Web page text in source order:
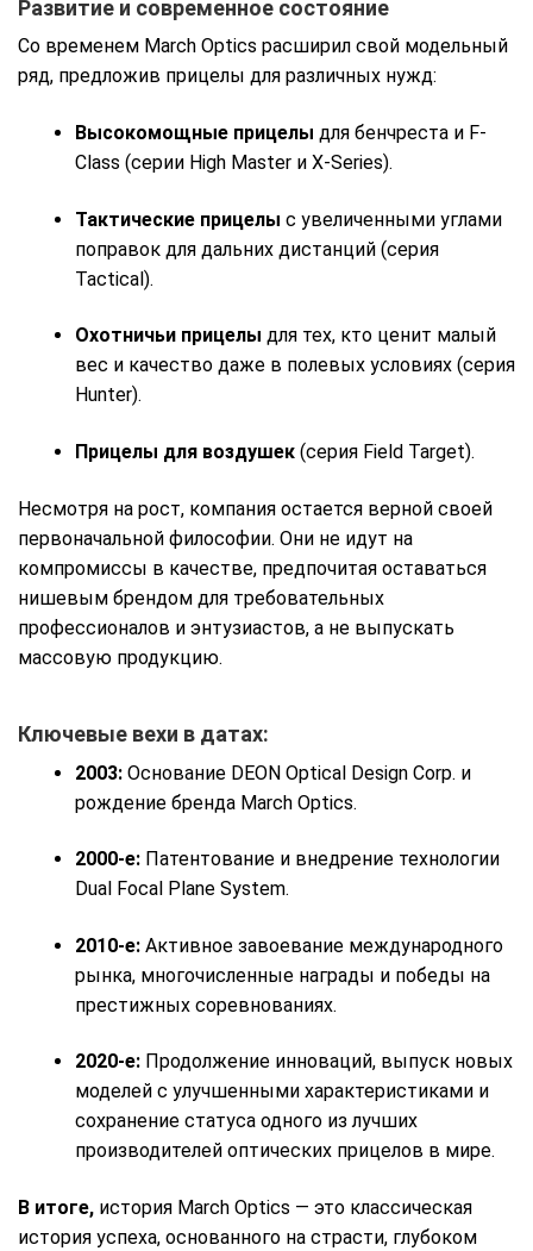
Развитие и современное состояние
Со временем March Optics расширил свой модельный
ряд, предложив прицелы для различных нужд:
Высокомощные прицелы для бенчреста и F-
Class (серии High Master и X-Series).
Тактические прицелы с увеличенными углами
поправок для дальних дистанций (серия
Tactical).
Охотничьи прицелы для тех, кто ценит малый
вес и качество даже в полевых условиях (серия
Hunter).
Прицелы для воздушек (серия Field Target).
Несмотря на рост, компания остается верной своей
первоначальной философии. Они не идут на
компромиссы в качестве, предпочитая оставаться
нишевым брендом для требовательных
профессионалов и энтузиастов, а не выпускать
массовую продукцию.
Ключевые вехи в датах:
2003: Основание DEON Optical Design Corp. и
рождение бренда March Optics.
2000-е: Патентование и внедрение технологии
Dual Focal Plane System.
2010-е: Активное завоевание международного
рынка, многочисленные награды и победы на
престижных соревнованиях.
2020-е: Продолжение инноваций, выпуск новых
моделей с улучшенными характеристиками и
сохранение статуса одного из лучших
производителей оптических прицелов в мире.
В итоге, история March Optics — это классическая
история успеха, основанного на страсти, глубоком